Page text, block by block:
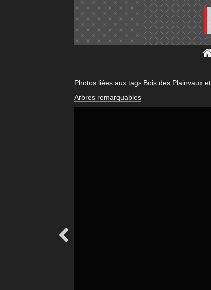
Photos liées aux tags Bois des Plainvauxet
Arbres remarquables
